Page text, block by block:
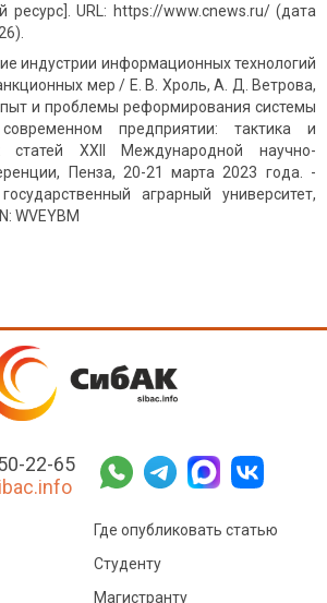
ресурс]. URL: https://www.cnews.ru/ (дата
индустрии информационных технологий
мер / Е. В. Хроль, А. Д. Ветрова,
и проблемы реформирования системы
предприятии: тактика и
статей XXII Международной научно-
Пенза, 20-21 марта 2023 года. -
аграрный университет,
WVEYBM
22-65
Где опубликовать статью
Студенту
Магистранту